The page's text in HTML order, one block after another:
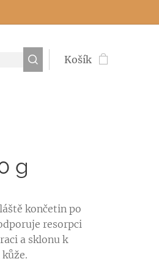
Košík
g
končetin po
resorpci
a sklonu k